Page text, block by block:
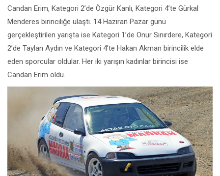
Candan Erim, Kategori 2’de Özgür Kanlı, Kategori 4’te Gürkal
Menderes birinciliğe ulaştı. 14 Haziran Pazar günü
gerçekleştirilen yarışta ise Kategori 1’de Onur Sınırdere, Kategori
2’de Taylan Aydın ve Kategori 4’te Hakan Akman birincilik elde
eden sporcular oldular. Her iki yarışın kadınlar birincisi ise
Candan Erim oldu.